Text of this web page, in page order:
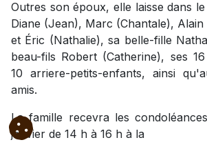
Outres son époux, elle laisse dans
Diane (Jean), Marc (Chantale),
et Éric (Nathalie), sa belle-fille
beau-fils Robert (Catherine), ses
10 arriere-petits-enfants, ainsi
amis.
La famille recevra les
janvier de 14 h à 16 h à la